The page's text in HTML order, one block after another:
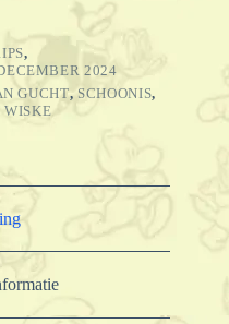
,
2024
GUCHT,SCHOONIS,
WISKE